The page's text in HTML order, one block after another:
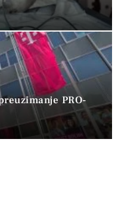
PRO-